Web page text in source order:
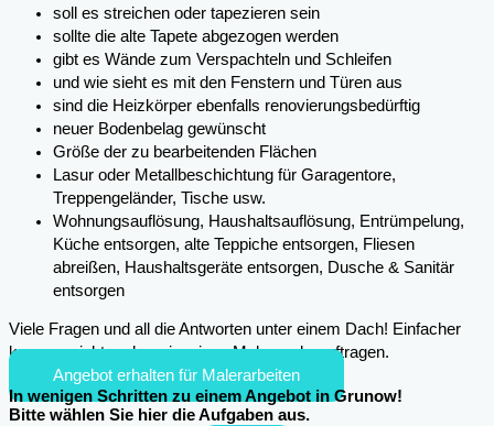
soll es streichen oder tapezieren sein
sollte die alte Tapete abgezogen werden
gibt es Wände zum Verspachteln und Schleifen
und wie sieht es mit den Fenstern und Türen aus
sind die Heizkörper ebenfalls renovierungsbedürftig
neuer Bodenbelag gewünscht
Größe der zu bearbeitenden Flächen
Lasur oder Metallbeschichtung für Garagentore,
Treppengeländer, Tische usw.
Wohnungsauflösung, Haushaltsauflösung, Entrümpelung,
Küche entsorgen, alte Teppiche entsorgen, Fliesen
abreißen, Haushaltsgeräte entsorgen, Dusche & Sanitär
entsorgen
Viele Fragen und all die Antworten unter einem Dach! Einfacher
kann es nicht mehr sein, einen Maler zu beauftragen.
Angebot erhalten für Malerarbeiten
In wenigen Schritten zu einem Angebot in Grunow!
Bitte wählen Sie hier die Aufgaben aus.